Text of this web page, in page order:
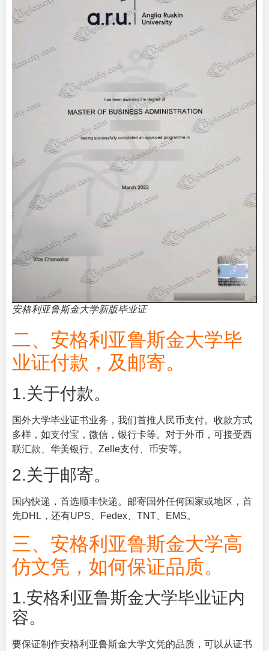
安格利亚鲁斯金大学新版毕业证
二、安格利亚鲁斯金大学毕
业证付款，及邮寄。
1.关于付款。
国外大学毕业证书业务，我们首推人民币支付。收款方式
多样，如支付宝，微信，银行卡等。对于外币，可接受西
联汇款、华美银行、Zelle支付、币安等。
2.关于邮寄。
国内快递，首选顺丰快递。邮寄国外任何国家或地区，首
先DHL，还有UPS、Fedex、TNT、EMS。
三、安格利亚鲁斯金大学高
仿文凭，如何保证品质。
1.安格利亚鲁斯金大学毕业证内
容。
要保证制作安格利亚鲁斯金大学文凭的品质，可以从证书